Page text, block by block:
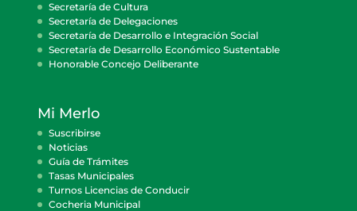
Secretaría de Cultura
Secretaría de Delegaciones
Secretaría de Desarrollo e Integración Social
Secretaría de Desarrollo Económico Sustentable
Honorable Concejo Deliberante
Mi Merlo
Suscribirse
Noticias
Guía de Trámites
Tasas Municipales
Turnos Licencias de Conducir
Cocheria Municipal